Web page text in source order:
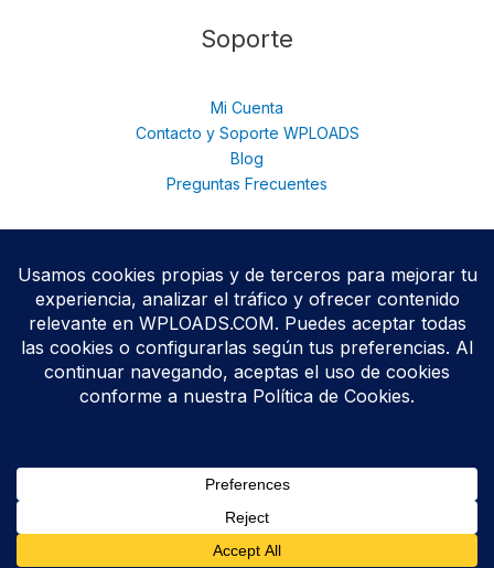
Soporte
Mi Cuenta
Contacto y Soporte WPLOADS
Blog
Preguntas Frecuentes
© 2026 WPloads | Descarga Plugins y Temas Premium para
WPLOADS no está afiliado ni respaldado por terceros
desarrolladores.